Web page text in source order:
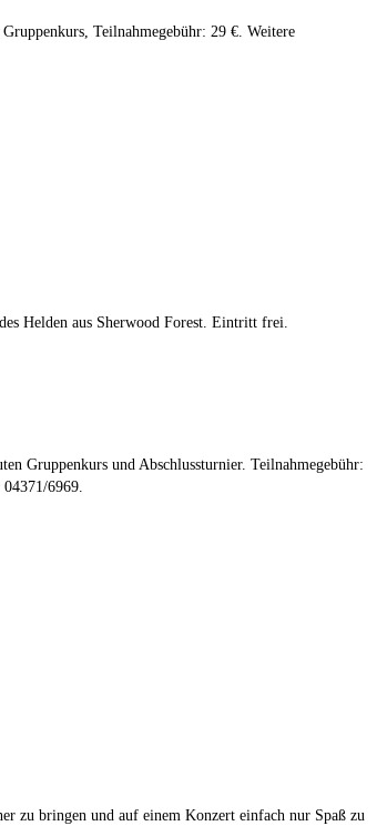
Teilnahmegebühr: 29 €. Weitere
Helden aus Sherwood Forest. Eintritt frei.
Gruppenkurs und Abschlussturnier. Teilnahmegebühr:
6969.
zu bringen und auf einem Konzert einfach nur Spaß zu